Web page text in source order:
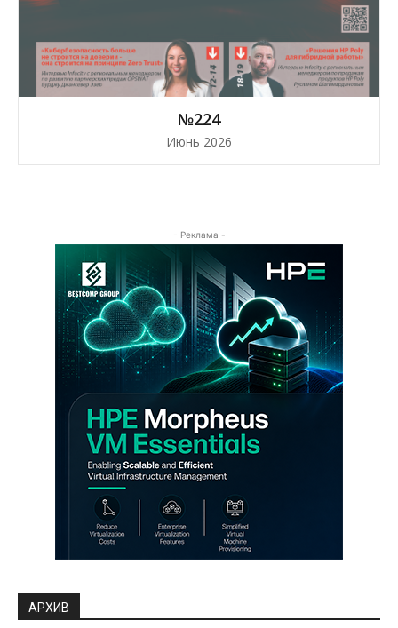
№224
Июнь 2026
- Реклама -
АРХИВ